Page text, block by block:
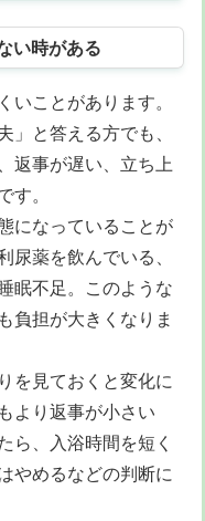
い時がある
いことがあります。
」と答える方でも、
返事が遅い、立ち上
す。
になっていることが
尿薬を飲んでいる、
眠不足。このような
負担が大きくなりま
を見ておくと変化に
より返事が小さい
ら、入浴時間を短く
やめるなどの判断に